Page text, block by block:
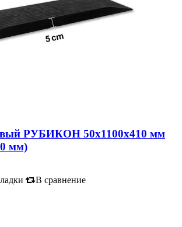
РУБИКОН 50х1100х410 мм
мм)
В сравнение